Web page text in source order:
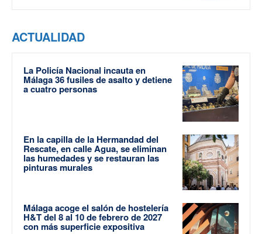
ACTUALIDAD
La Policía Nacional incauta en
Málaga 36 fusiles de asalto y detiene
a cuatro personas
En la capilla de la Hermandad del
Rescate, en calle Agua, se eliminan
las humedades y se restauran las
pinturas murales
Málaga acoge el salón de hostelería
H&T del 8 al 10 de febrero de 2027
con más superficie expositiva